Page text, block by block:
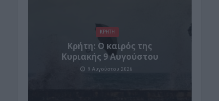
ΚΡΗΤΗ
Κρήτη: Ο καιρός της
Κυριακής 9 Αυγούστου
9 Αυγούστου 2026